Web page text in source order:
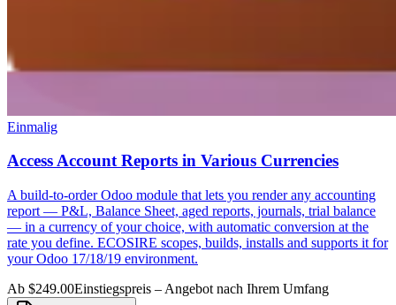
Einmalig
Access Account Reports in Various Currencies
A build-to-order Odoo module that lets you render any accounting
report — P&L, Balance Sheet, aged reports, journals, trial balance
— in a currency of your choice, with automatic conversion at the
rate you define. ECOSIRE scopes, builds, installs and supports it for
your Odoo 17/18/19 environment.
Ab $249.00Einstiegspreis – Angebot nach Ihrem Umfang